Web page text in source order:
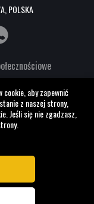
POLSKA
cookie, aby zapewnić
z naszej strony,
Jeśli się nie zgadzasz,